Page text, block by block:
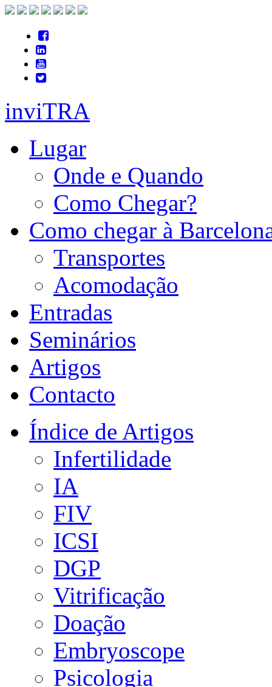
inviTRA
Lugar
Onde e Quando
Como Chegar?
Como chegar à
Transportes
Acomodação
Entradas
Seminários
Artigos
Contacto
Índice de Artigos
Infertilidade
IA
FIV
ICSI
DGP
Vitrificação
Doação
Embryoscope
Psicologia